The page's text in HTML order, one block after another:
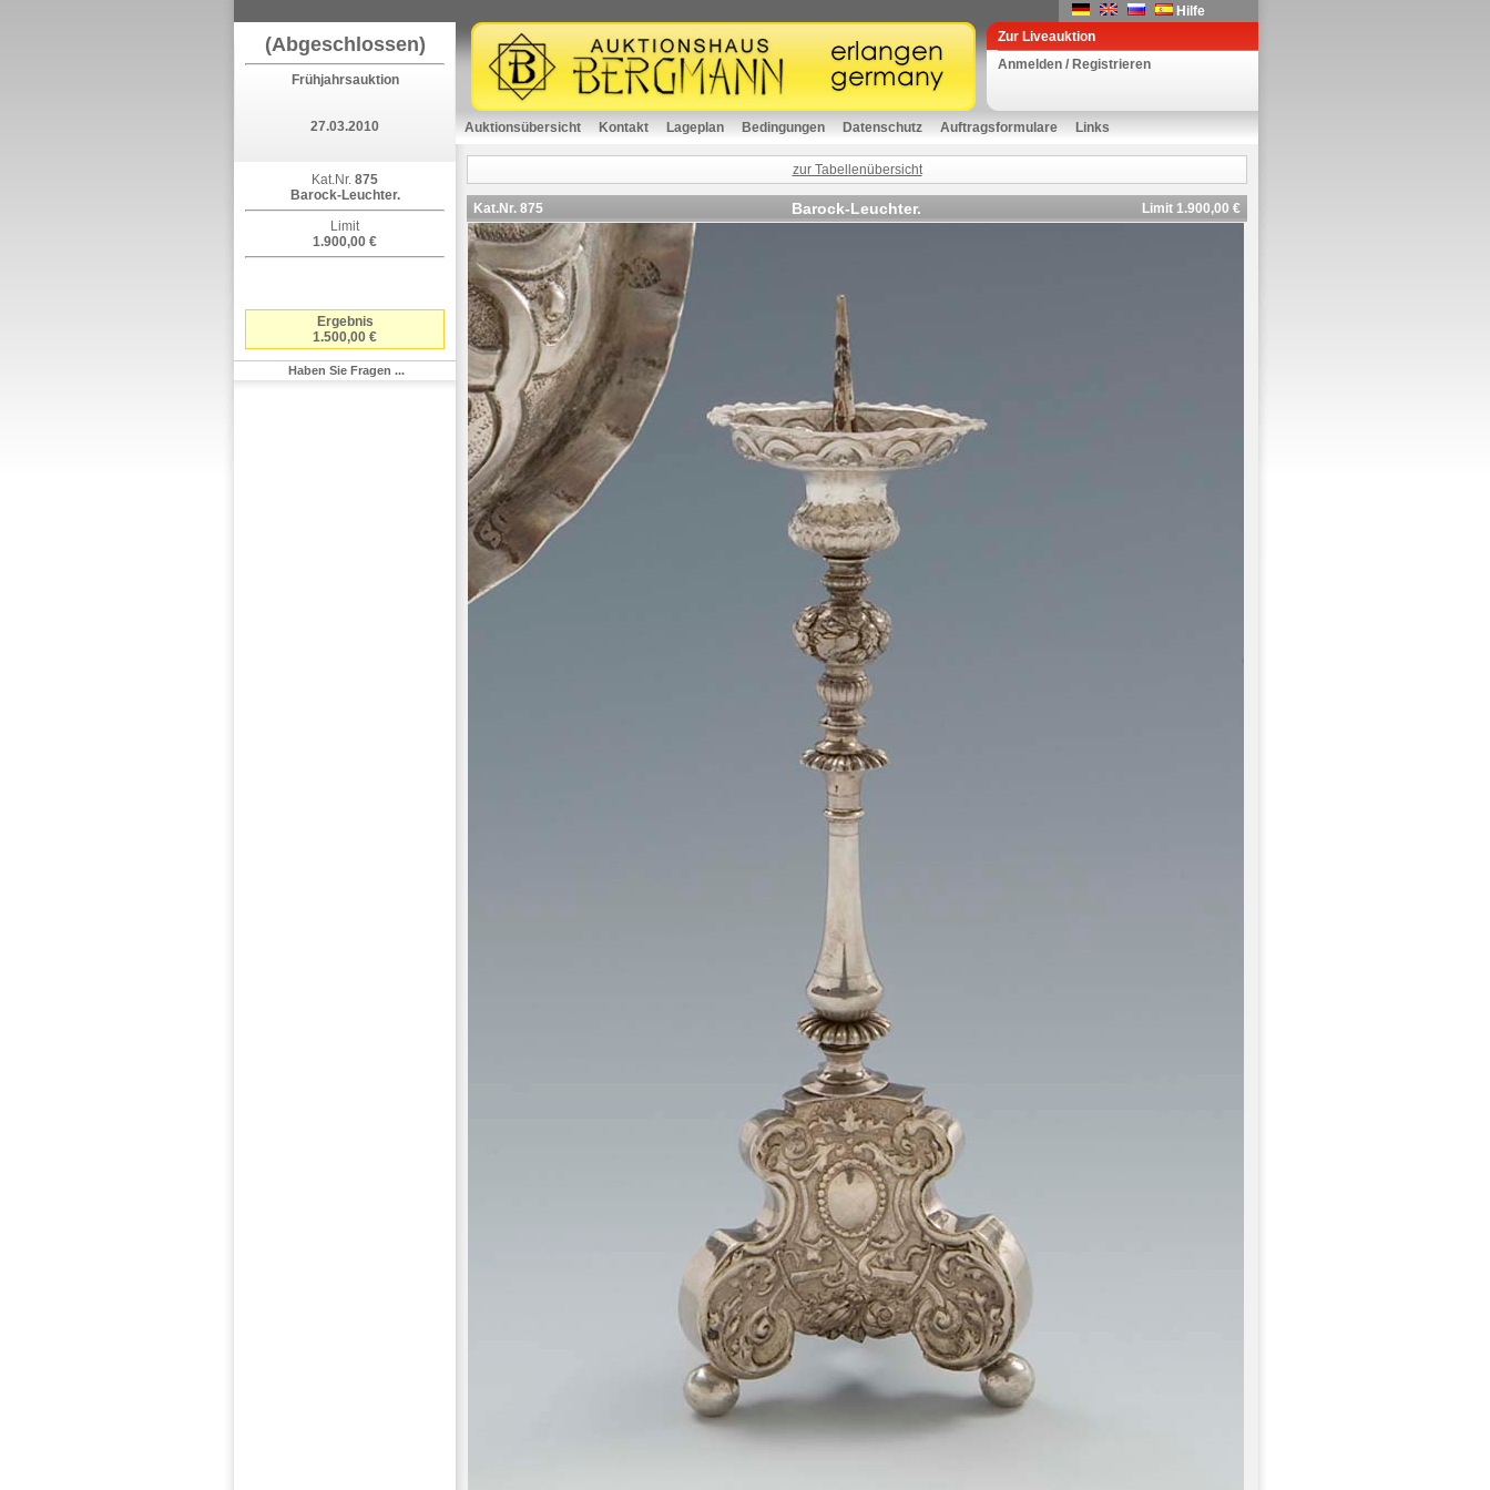
Hilfe
(Abgeschlossen)
Frühjahrsauktion
27.03.2010
Kat.Nr. 875
Barock-Leuchter.
Limit
1.900,00 €
Ergebnis
1.500,00 €
Haben Sie Fragen ...
Zur Liveauktion
Anmelden / Registrieren
Auktionsübersicht Kontakt Lageplan Bedingungen Datenschutz Auftragsformulare Links
zur Tabellenübersicht
Kat.Nr. 875 Barock-Leuchter. Limit 1.900,00 €